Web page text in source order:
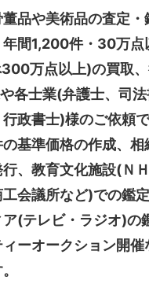
品や美術品の査定・
年間1,200件・30万点
万点以上)の買取
各士業(弁護士、司
政書士)様のご依頼
基準価格の作成、
、教育文化施設(Ｎ
会議所など)での鑑
(テレビ・ラジオ)の
ーオークション開